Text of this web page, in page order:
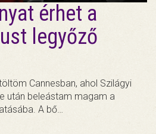
érhet a
legyőző
Cannesban, ahol Szilágyi
után beleástam magam a
A bő…